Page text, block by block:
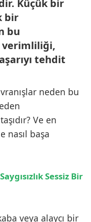
Küçük bir
bir
bu
verimliliği,
tehdit
neden bu
Ve en
nasıl başa
Sessiz Bir
veya alaycı bir